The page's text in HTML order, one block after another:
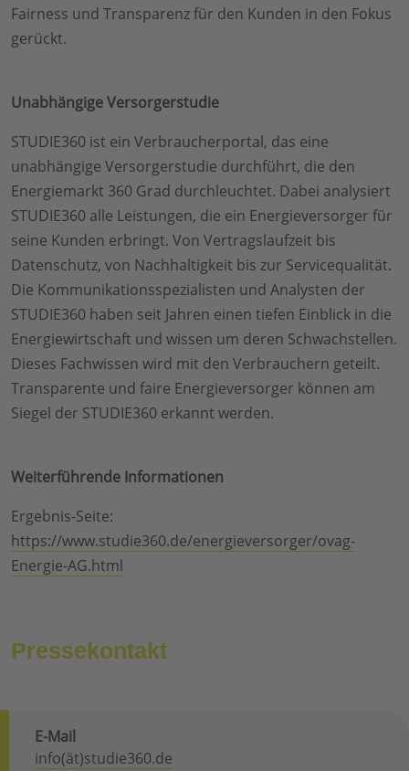
Fairness und Transparenz für den Kunden in den Fokus
gerückt.
Unabhängige Versorgerstudie
STUDIE360 ist ein Verbraucherportal, das eine
unabhängige Versorgerstudie durchführt, die den
Energiemarkt 360 Grad durchleuchtet. Dabei analysiert
STUDIE360 alle Leistungen, die ein Energieversorger für
seine Kunden erbringt. Von Vertragslaufzeit bis
Datenschutz, von Nachhaltigkeit bis zur Servicequalität.
Die Kommunikationsspezialisten und Analysten der
STUDIE360 haben seit Jahren einen tiefen Einblick in die
Energiewirtschaft und wissen um deren Schwachstellen.
Dieses Fachwissen wird mit den Verbrauchern geteilt.
Transparente und faire Energieversorger können am
Siegel der STUDIE360 erkannt werden.
Weiterführende Informationen
Ergebnis-Seite:
https://www.studie360.de/energieversorger/ovag-
Energie-AG.html
Pressekontakt
E-Mail
info(ät)studie360.de